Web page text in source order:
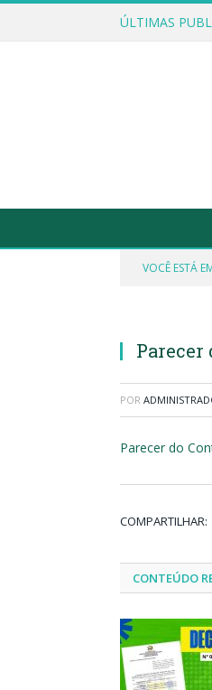
ÚLTIMAS
VOCÊ ESTÁ
Parecer
POR
Parecer do
COMPARTILHAR:
CONTEÚDO